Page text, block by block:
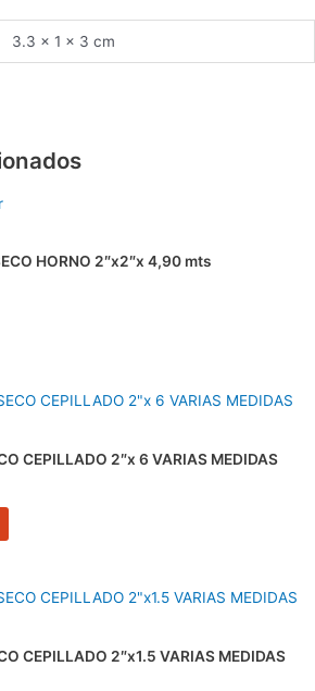
3.3 × 1 × 3 cm
HORNO 2″x2″x 4,90 mts
CEPILLADO 2″x 6 VARIAS MEDIDAS
Este
opciones
pueden
la CEPILLADO 2″x1.5 VARIAS MEDIDAS
Este